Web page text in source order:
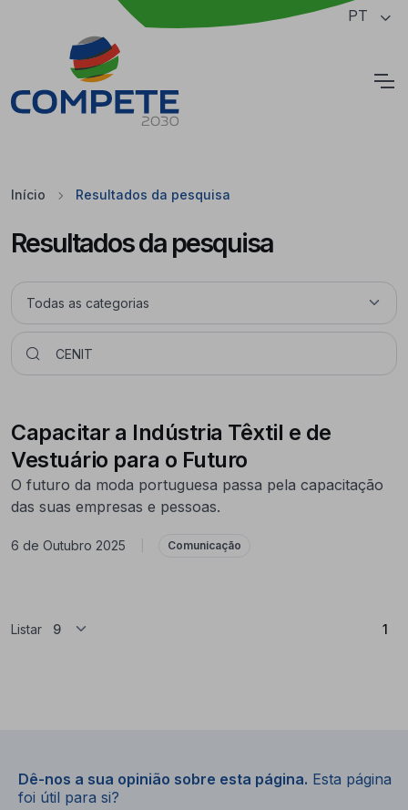
Saltar para o conteúdo principal da página PT
Início Resultados da pesquisa
Resultados da pesquisa
Capacitar a Indústria Têxtil e de
Vestuário para o Futuro
O futuro da moda portuguesa passa pela capacitação
das suas empresas e pessoas.
6 de Outubro 2025 Comunicação
Listar 1
Dê-nos a sua opinião sobre esta página. Esta página
foi útil para si?